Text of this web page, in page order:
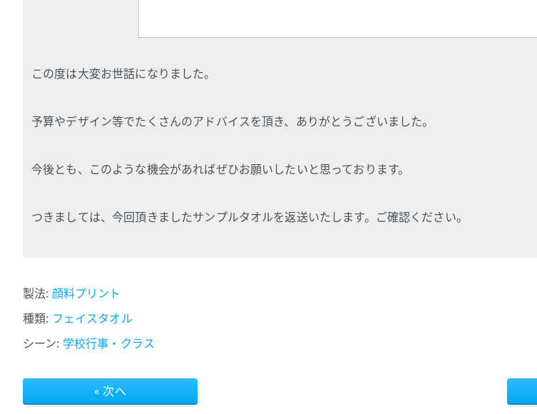
この度は大変お世話になりました。
予算やデザイン等でたくさんのアドバイスを頂き、ありがとうございました。
今後とも、このような機会があればぜひお願いしたいと思っております。
つきましては、今回頂きましたサンプルタオルを返送いたします。ご確認ください。
製法: 顔料プリント
種類: フェイスタオル
シーン: 学校行事・クラス
« 次へ